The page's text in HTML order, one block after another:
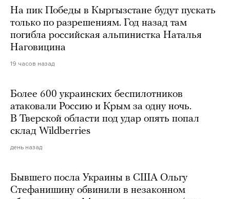
На пик Победы в Кыргызстане будут пускать
только по разрешениям. Год назад там
погибла российская альпинистка Наталья
Наговицина
19 часов назад
Более 600 украинских беспилотников
атаковали Россию и Крым за одну ночь.
В Тверской области под удар опять попал
склад Wildberries
день назад
Бывшего посла Украины в США Ольгу
Стефанишину обвинили в незаконном